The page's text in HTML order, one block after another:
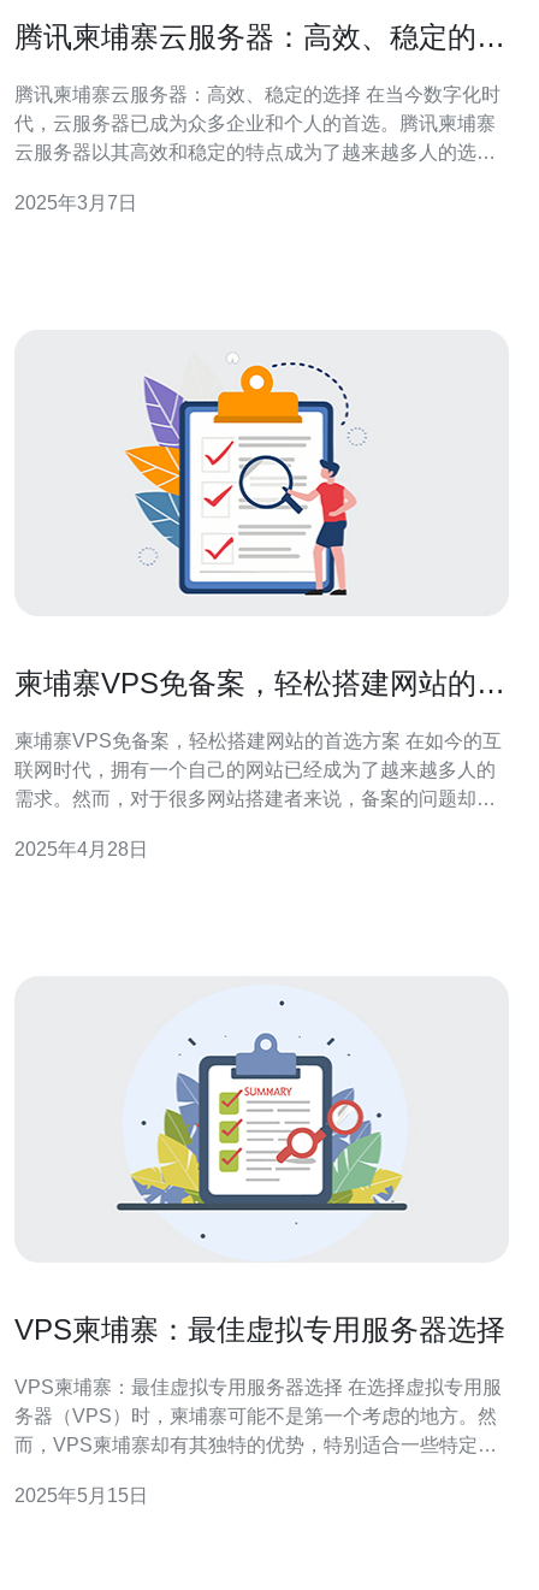
腾讯柬埔寨云服务器：高效、稳定的选
腾讯柬埔寨云服务器：高效、稳定的选择 在当今数字化时
代，云服务器已成为众多企业和个人的首选。腾讯柬埔寨
云服务器以其高效和稳定的特点成为了越来越多人的选
它是您最佳的云服务器选择。 腾讯柬埔寨云服务器以其高
2025年3月7日
柬埔寨VPS免备案，轻松搭建网站的首
柬埔寨VPS免备案，轻松搭建网站的首选方案 在如今的互
联网时代，拥有一个自己的网站已经成为了越来越多人的
需求。然而，对于很多网站搭建者来说，备案的问题却让
面临审核不通过的风险。而柬埔寨VPS（Virtual Private
2025年4月28日
VPS柬埔寨：最佳虚拟专用服务器选择
VPS柬埔寨：最佳虚拟专用服务器选择 在选择虚拟专用服
务器（VPS）时，柬埔寨可能不是第一个考虑的地方。然
而，VPS柬埔寨却有其独特的优势，特别适合一些特定的
迟，这对于需要稳定性和快速响应的应用来说非常重要。
2025年5月15日